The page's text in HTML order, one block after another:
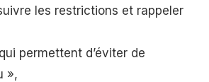
les restrictions et rappeler
permettent d’éviter de
»,